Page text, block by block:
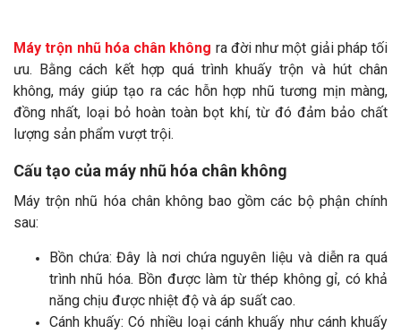
Máy trộn nhũ hóa chân không ra đời như một giải pháp tối
ưu. Bằng cách kết hợp quá trình khuấy trộn và hút chân
không, máy giúp tạo ra các hỗn hợp nhũ tương mịn màng,
đồng nhất, loại bỏ hoàn toàn bọt khí, từ đó đảm bảo chất
lượng sản phẩm vượt trội.
Cấu tạo của máy nhũ hóa chân không
Máy trộn nhũ hóa chân không bao gồm các bộ phận chính
sau:
Bồn chứa: Đây là nơi chứa nguyên liệu và diễn ra quá
trình nhũ hóa. Bồn được làm từ thép không gỉ, có khả
năng chịu được nhiệt độ và áp suất cao.
Cánh khuấy: Có nhiều loại cánh khuấy như cánh khuấy